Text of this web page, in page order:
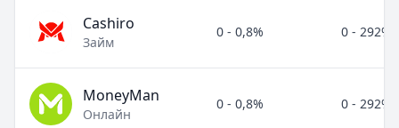
Cashiro
Займ
0 - 0,8% 0 - 292%
MoneyMan
Онлайн
0 - 0,8% 0 - 292%